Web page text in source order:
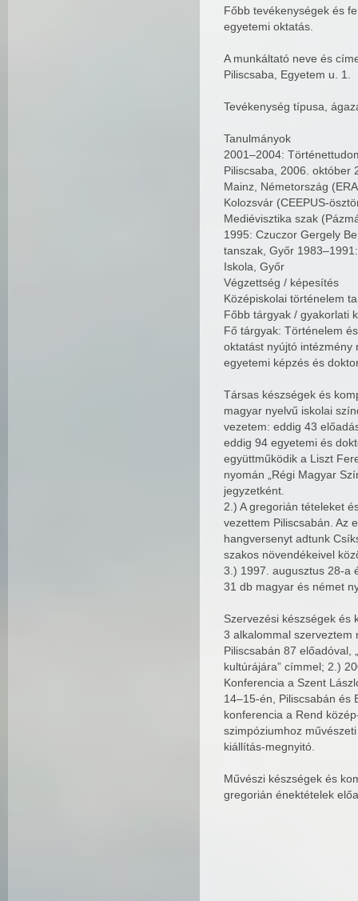
Főbb tevékenységek és
egyetemi oktatás.
A munkáltató neve és
Piliscsaba, Egyetem u. 1.
Tevékenység típusa,
Tanulmányok
2001–2004:
Piliscsaba, 2006. október
Mainz, Németország
Kolozsvár (CEEPUS-
Mediévisztika szak
1995: Czuczor Gergely
tanszak, Győr
Iskola, Győr
Végzettség / képesítés
Középiskolai történelem
Főbb tárgyak / gyakorlati
Fő tárgyak: Történelem
oktatást nyújtó intézmény
egyetemi képzés és
Társas készségek és
magyar nyelvű iskolai
vezetem: eddig 43
eddig 94 egyetemi és
együttműködik a Liszt
nyomán „Régi Magyar
jegyzetként.
2.) A gregorián tételeket
vezettem Piliscsabán. Az
hangversenyt adtunk
szakos növendékeivel
3.) 1997. augusztus 28-a
31 db magyar és német
Szervezési készségek és
3 alkalommal szerveztem
Piliscsabán 87 előadóval,
kultúrájára” címmel; 2.)
Konferencia a Szent
14–15-én, Piliscsabán és
konferencia a Rend
szimpóziumhoz
kiállítás-megnyitó.
Művészi készségek és
gregorián énektételek